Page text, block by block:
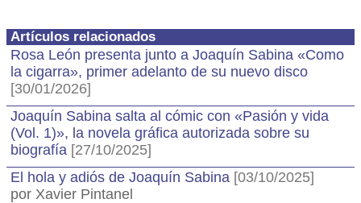
Artículos relacionados
Rosa León presenta junto a Joaquín Sabina «Como
la cigarra», primer adelanto de su nuevo disco
[30/01/2026]
Joaquín Sabina salta al cómic con «Pasión y vida
(Vol. 1)», la novela gráfica autorizada sobre su
biografía [27/10/2025]
El hola y adiós de Joaquín Sabina [03/10/2025]
por Xavier Pintanel